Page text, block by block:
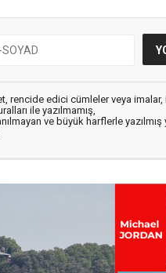
rencide edici cümleler veya imalar,
ile yazılmamış,
ve büyük harflerle yazılmış